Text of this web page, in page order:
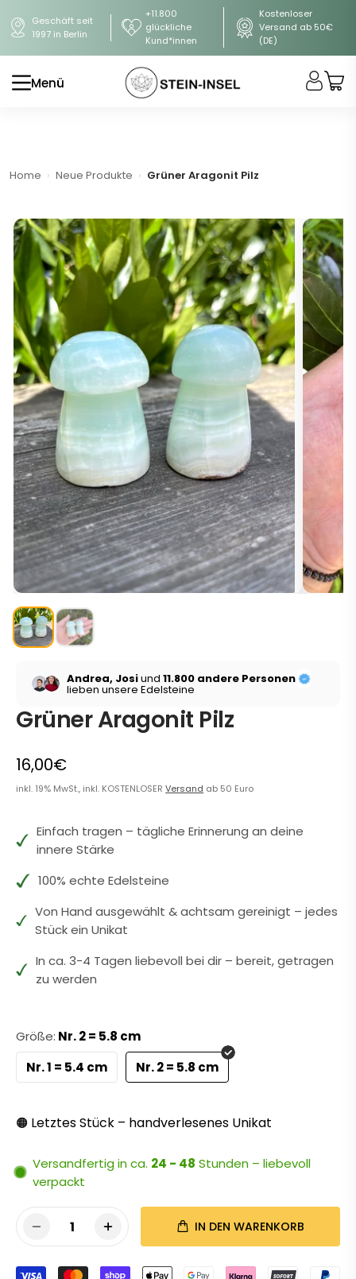
Geschäft seit
1997 in Berlin
+11.800
glückliche
Kund*innen
Kostenloser
Versand ab 50€
(DE)
Menü
Home Neue Produkte Grüner Aragonit Pilz
Andrea, Josiund11.800 andere Personen
lieben unsere Edelsteine
Grüner Aragonit Pilz
16,00€
inkl. 19% MwSt., inkl. KOSTENLOSERVersand ab 50 Euro
Einfach tragen – tägliche Erinnerung an deine
innere Stärke
100% echte Edelsteine
Von Hand ausgewählt & achtsam gereinigt – jedes
Stück ein Unikat
In ca. 3-4 Tagen liebevoll bei dir – bereit, getragen
zu werden
Größe: Nr. 2 = 5.8 cm
Nr. 1 = 5.4 cm
Nr. 2 = 5.8 cm
🟠 Letztes Stück – handverlesenes Unikat
Versandfertig in ca. 24 - 48 Stunden – liebevoll
verpackt
1 IN DEN WARENKORB